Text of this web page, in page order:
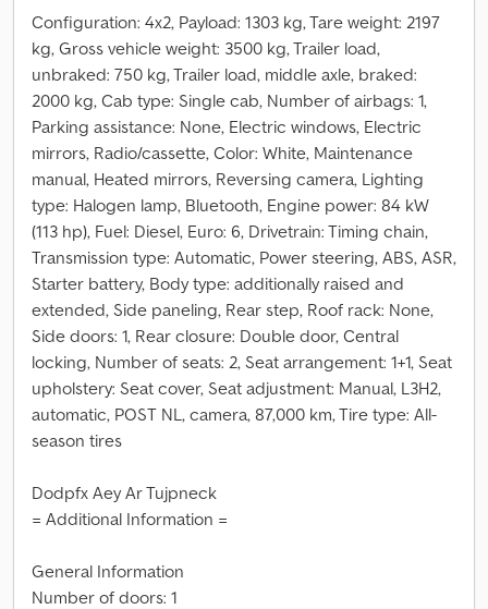
Configuration: 4x2, Payload: 1303 kg, Tare weight: 2197
kg, Gross vehicle weight: 3500 kg, Trailer load,
unbraked: 750 kg, Trailer load, middle axle, braked:
2000 kg, Cab type: Single cab, Number of airbags: 1,
Parking assistance: None, Electric windows, Electric
mirrors, Radio/cassette, Color: White, Maintenance
manual, Heated mirrors, Reversing camera, Lighting
type: Halogen lamp, Bluetooth, Engine power: 84 kW
(113 hp), Fuel: Diesel, Euro: 6, Drivetrain: Timing chain,
Transmission type: Automatic, Power steering, ABS, ASR,
Starter battery, Body type: additionally raised and
extended, Side paneling, Rear step, Roof rack: None,
Side doors: 1, Rear closure: Double door, Central
locking, Number of seats: 2, Seat arrangement: 1+1, Seat
upholstery: Seat cover, Seat adjustment: Manual, L3H2,
automatic, POST NL, camera, 87,000 km, Tire type: All-
season tires
Dodpfx Aey Ar Tujpneck
= Additional Information =
General Information
Number of doors: 1